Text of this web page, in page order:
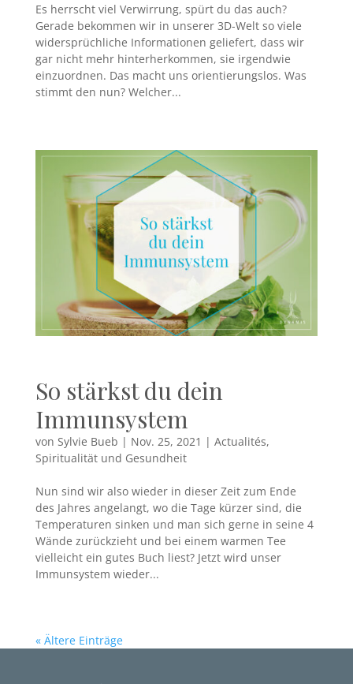
Es herrscht viel Verwirrung, spürt du das auch?
Gerade bekommen wir in unserer 3D-Welt so viele
widersprüchliche Informationen geliefert, dass wir
gar nicht mehr hinterherkommen, sie irgendwie
einzuordnen. Das macht uns orientierungslos. Was
stimmt den nun? Welcher...
So stärkst du dein
Immunsystem
von Sylvie Bueb | Nov. 25, 2021 | Actualités,
Spiritualität und Gesundheit
Nun sind wir also wieder in dieser Zeit zum Ende
des Jahres angelangt, wo die Tage kürzer sind, die
Temperaturen sinken und man sich gerne in seine 4
Wände zurückzieht und bei einem warmen Tee
vielleicht ein gutes Buch liest? Jetzt wird unser
Immunsystem wieder...
« Ältere Einträge